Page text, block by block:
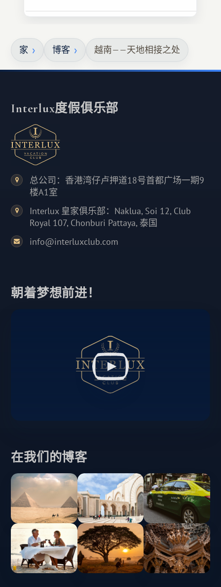
家 博客 越南——天地相接之处
Interlux度假俱乐部
总公司：香港湾仔卢押道18号首都广场一期9
楼A1室
Interlux 皇家俱乐部：Naklua, Soi 12, Club
Royal 107, Chonburi Pattaya, 泰国
info@interluxclub.com
朝着梦想前进！
在我们的博客